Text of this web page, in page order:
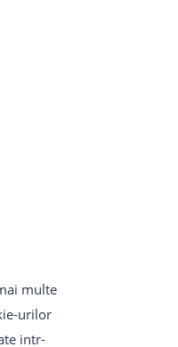
multe
urilor
intr-